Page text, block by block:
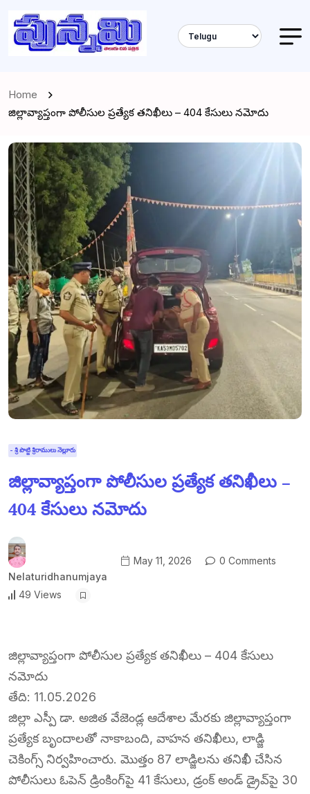
Home
జిల్లావ్యాప్తంగా పోలీసుల ప్రత్యేక తనిఖీలు – 404 కేసులు నమోదు
- శ్రీ పొట్టి శ్రీరాములు నెల్లూరు
జిల్లావ్యాప్తంగా పోలీసుల ప్రత్యేక తనిఖీలు –
404 కేసులు నమోదు
Nelaturidhanumjaya
May 11, 2026 0 Comments
49 Views
జిల్లావ్యాప్తంగా పోలీసుల ప్రత్యేక తనిఖీలు – 404 కేసులు
నమోదు
తేది: 11.05.2026
జిల్లా ఎస్పీ డా. అజిత వేజెండ్ల ఆదేశాల మేరకు జిల్లావ్యాప్తంగా
ప్రత్యేక బృందాలతో నాకాబంది, వాహన తనిఖీలు, లాడ్జి
చెకింగ్స్ నిర్వహించారు. మొత్తం 87 లాడ్జిలను తనిఖీ చేసిన
పోలీసులు ఓపెన్ డ్రింకింగ్‌పై 41 కేసులు, డ్రంక్ అండ్ డ్రైవ్‌పై 30